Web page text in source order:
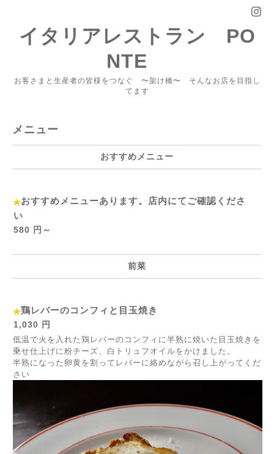
イタリアレストラン PO
NTE
お客さまと生産者の皆様をつなぐ 〜架け橋〜 そんなお店を目指し
てます
メニュー
おすすめメニュー
おすすめメニューあります。店内にてご確認くださ
い
580 円～
前菜
鶏レバーのコンフィと目玉焼き
1,030 円
低温で火を入れた鶏レバーのコンフィに半熟に焼いた目玉焼きを
乗せ仕上げに粉チーズ、白トリュフオイルをかけました。
半熟になった卵黄を割ってレバーに絡めながら召し上がってくだ
さい